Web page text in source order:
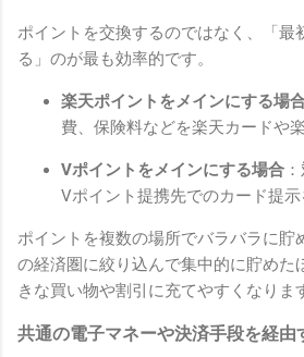
ポイントを交換するのではなく、「最
る」のが最も効率的です。
楽天ポイントをメインにする場
費、保険料などを楽天カードや
Vポイントをメインにする場合
Vポイント提携先でのカード提示
ポイントを複数の場所でバラバラに貯
の経済圏に絞り込んで集中的に貯めた
きな買い物や割引に充てやすくなりま
共通の電子マネーや決済手段を経由